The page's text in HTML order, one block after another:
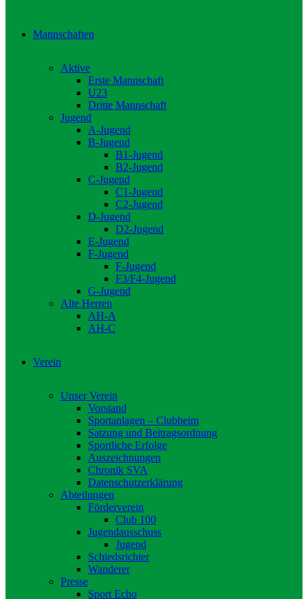
Mannschaften
Aktive
Erste Mannschaft
U23
Dritte Mannschaft
Jugend
A-Jugend
B-Jugend
B1-Jugend
B2-Jugend
C-Jugend
C1-Jugend
C2-Jugend
D-Jugend
D2-Jugend
E-Jugend
F-Jugend
F-Jugend
F3/F4-Jugend
G-Jugend
Alte Herren
AH-A
AH-C
Verein
Unser Verein
Vorstand
Sportanlagen – Clubheim
Satzung und Beitragsordnung
Sportliche Erfolge
Auszeichnungen
Chronik SVA
Datenschutzerklärung
Abteilungen
Förderverein
Club 100
Jugendausschuss
Jugend
Schiedsrichter
Wanderer
Presse
Sport Echo